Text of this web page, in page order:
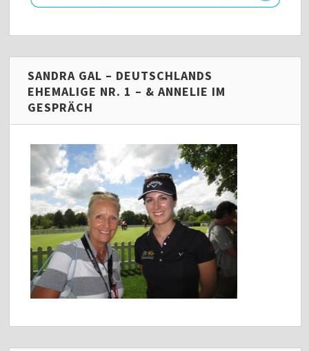
SANDRA GAL – DEUTSCHLANDS
EHEMALIGE NR. 1 – & ANNELIE IM
GESPRÄCH